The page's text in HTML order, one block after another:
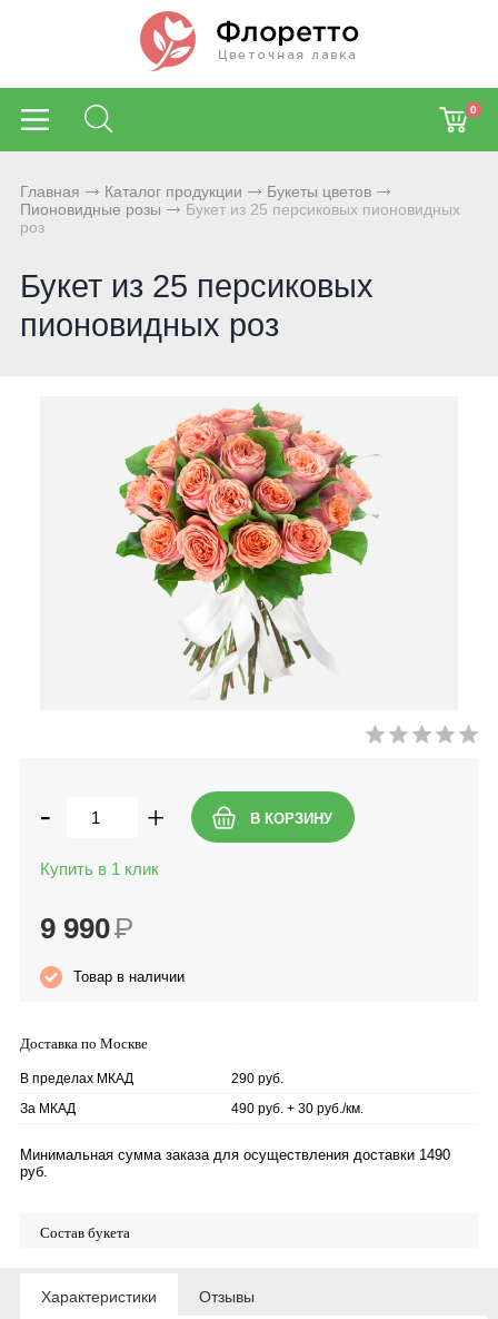
0
Главная Каталог продукции
Букеты цветов
Пионовидные розы
Букет из 25 персиковых пионовидных
роз
Букет из 25 персиковых
пионовидных роз
- +
Купить в 1 клик
9 990Р
Товар в наличии
Доставка по Москве
В пределах МКАД
290 руб.
За МКАД
490 руб. + 30 руб./км.
Минимальная сумма заказа для осуществления доставки 1490
руб.
Состав букета
Характеристики Отзывы